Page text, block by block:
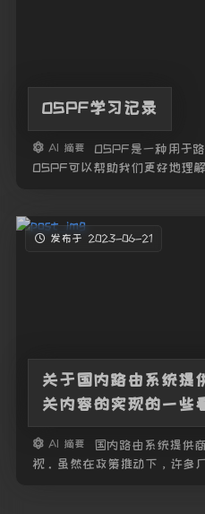
OSPF学习记录
AI 摘要
OSPF是一种用于
OSPF可以帮助我们更好地理
O
发布于 2023-06-21
关于国内路由系统提
关内容的实现的一些
AI 摘要
国内路由系统提供
视。虽然在政策推动下，许多